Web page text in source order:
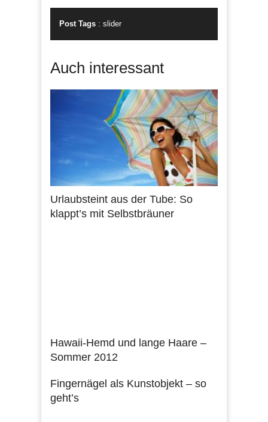
Post Tags : slider
Auch interessant
Urlaubsteint aus der Tube: So
klappt’s mit Selbstbräuner
Hawaii-Hemd und lange Haare –
Sommer 2012
Fingernägel als Kunstobjekt – so
geht’s